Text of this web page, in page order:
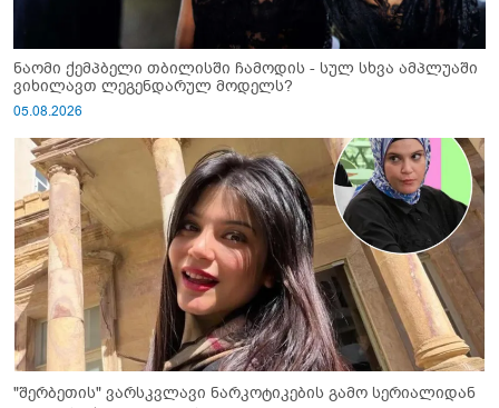
ნაომი ქემპბელი თბილისში ჩამოდის - სულ სხვა ამპლუაში
ვიხილავთ ლეგენდარულ მოდელს?
05.08.2026
"შერბეთის" ვარსკვლავი ნარკოტიკების გამო სერიალიდან